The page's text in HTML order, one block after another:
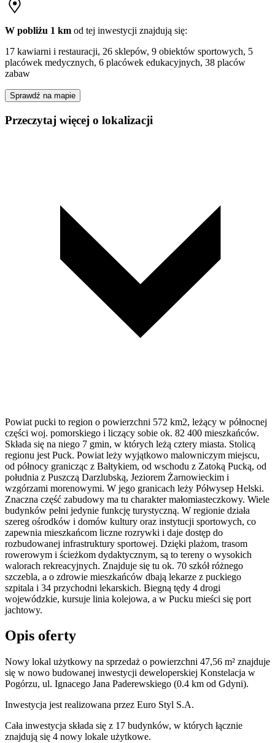
W pobliżu 1 km od tej inwestycji znajdują się:
17 kawiarni i restauracji, 26 sklepów, 9 obiektów sportowych, 5
placówek medycznych, 6 placówek edukacyjnych, 38 placów
zabaw
Sprawdź na mapie
Przeczytaj więcej o lokalizacji
Powiat pucki to region o powierzchni 572 km2, leżący w północnej
części woj. pomorskiego i liczący sobie ok. 82 400 mieszkańców.
Składa się na niego 7 gmin, w których leżą cztery miasta. Stolicą
regionu jest Puck. Powiat leży wyjątkowo malowniczym miejscu,
od północy granicząc z Bałtykiem, od wschodu z Zatoką Pucką, od
południa z Puszczą Darzlubską, Jeziorem Żarnowieckim i
wzgórzami morenowymi. W jego granicach leży Półwysep Helski.
Znaczna część zabudowy ma tu charakter małomiasteczkowy. Wiele
budynków pełni jedynie funkcję turystyczną. W regionie działa
szereg ośrodków i domów kultury oraz instytucji sportowych, co
zapewnia mieszkańcom liczne rozrywki i daje dostęp do
rozbudowanej infrastruktury sportowej. Dzięki plażom, trasom
rowerowym i ścieżkom dydaktycznym, są to tereny o wysokich
walorach rekreacyjnych. Znajduje się tu ok. 70 szkół różnego
szczebla, a o zdrowie mieszkańców dbają lekarze z puckiego
szpitala i 34 przychodni lekarskich. Biegną tędy 4 drogi
wojewódzkie, kursuje linia kolejowa, a w Pucku mieści się port
jachtowy.
Opis oferty
Nowy lokal użytkowy na sprzedaż o powierzchni 47,56 m² znajduje
się w nowo budowanej inwestycji deweloperskiej Konstelacja w
Pogórzu, ul. Ignacego Jana Paderewskiego (0.4 km od Gdyni).
Inwestycja jest realizowana przez Euro Styl S.A.
Cała inwestycja składa się z 17 budynków, w których łącznie
znajdują się 4 nowy lokale użytkowe.